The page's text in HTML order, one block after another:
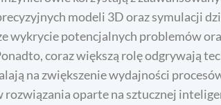
modeli 3D oraz symulacji
wykrycie potencjalnych problemów
coraz większą rolę odgrywają
na zwiększenie wydajności
rozwiązania oparte na sztucznej